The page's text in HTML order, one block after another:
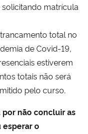
matrícula
total no
de Covid-19,
estiverem
totais não será
pelo curso.
não concluir as
o